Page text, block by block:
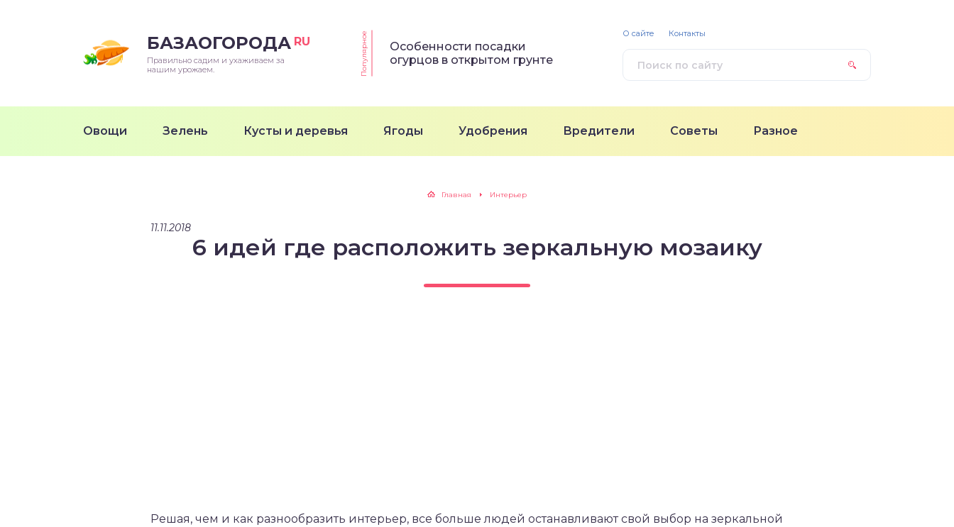
БАЗАОГОРОДА RU
Правильно садим и ухаживаем за
нашим урожаем.
Популярное
Особенности посадки
огурцов в открытом грунте
Овощи Зелень Кусты и деревья Ягоды Удобрения Вредители Советы Разное
О сайте Контакты
Главная Интерьер
11.11.2018
6 идей где расположить зеркальную мозаику
Решая, чем и как разнообразить интерьер, все больше людей останавливают свой выбор на зеркальной